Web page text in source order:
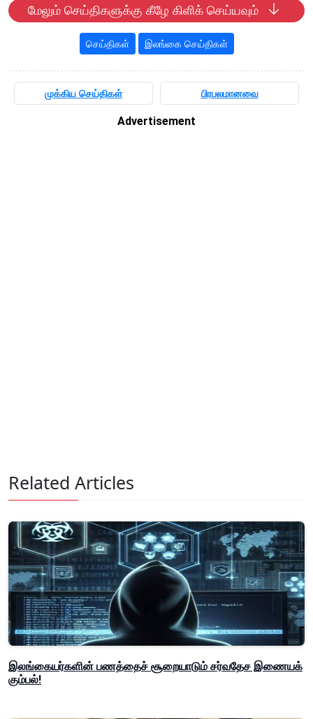
மேலும் செய்திகளுக்கு கீழே கிளிக் செய்யவும்
செய்திகள் இலங்கை செய்திகள்
முக்கிய செய்திகள் பிரபலமானவை
Advertisement
Related Articles
இலங்கையர்களின் பணத்தைச் சூறையாடும் சர்வதேச இணையக்
கும்பல்!